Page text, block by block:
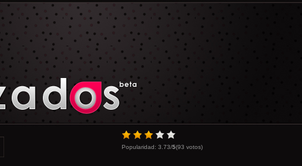
Popularidad: 3.73/5(93 votos)